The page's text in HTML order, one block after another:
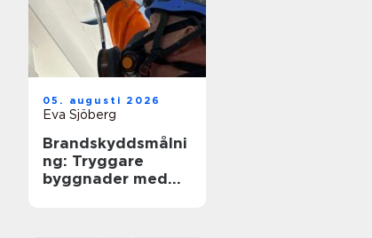
05. augusti 2026
Eva Sjöberg
Brandskyddsmålni
ng: Tryggare
byggnader med